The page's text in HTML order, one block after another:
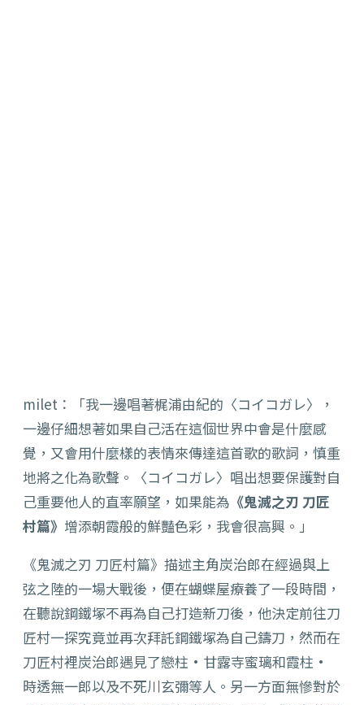
milet：「我一邊唱著梶浦由紀的〈コイコガレ〉，
一邊仔細想著如果自己活在這個世界中會是什麼感
覺，又會用什麼樣的表情來傳達這首歌的歌詞，慎重
地將之化為歌聲。
〈コイコガレ〉唱出想要保護對自
己重要他人的直率願望，如果能為 《鬼滅之刃 刀匠
村篇》 增添朝霞般的鮮豔色彩，我會很高興。」
《鬼滅之刃 刀匠村篇》描述主角炭治郎在經過與上
弦之陸的一場大戰後，便在蝴蝶屋療養了一段時間，
在聽說鋼鐵塚不再為自己打造新刀後，他決定前往刀
匠村一探究竟並再次拜託鋼鐵塚為自己鑄刀，然而在
刀匠村裡炭治郎遇見了戀柱·甘露寺蜜璃和霞柱·
時透無一郎以及不死川玄彌等人。另一方面無慘對於